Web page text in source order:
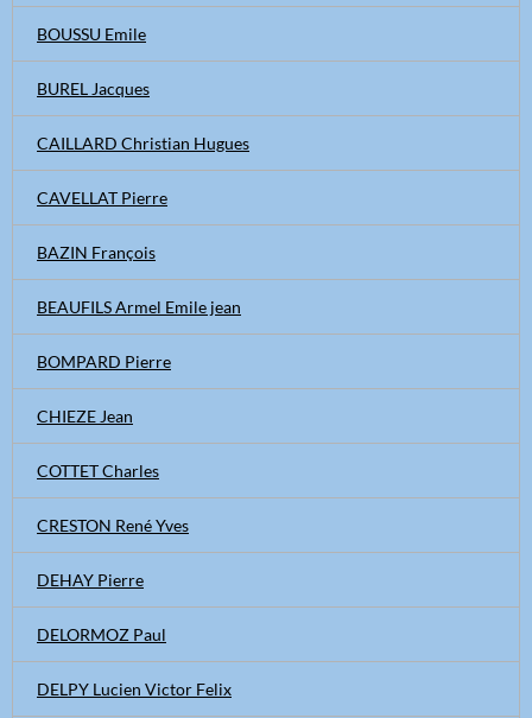
BOUSSU Emile
BUREL Jacques
CAILLARD Christian Hugues
CAVELLAT Pierre
BAZIN François
BEAUFILS Armel Emile jean
BOMPARD Pierre
CHIEZE Jean
COTTET Charles
CRESTON René Yves
DEHAY Pierre
DELORMOZ Paul
DELPY Lucien Victor Felix